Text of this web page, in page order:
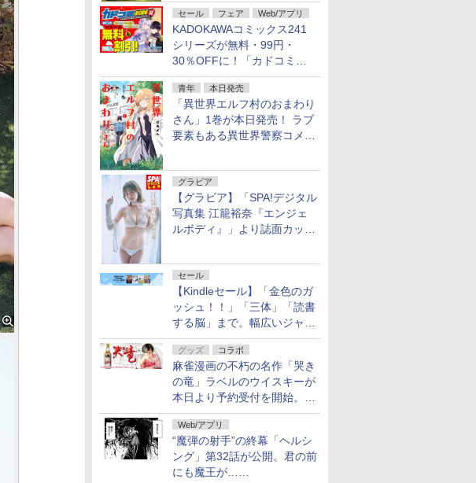
セール フェア Web/アプリ
KADOKAWAコミックス241
シリーズが無料・99円・
30％OFFに！「カドコミフ
ェア 2026」第2弾が開催中！
青年 本日発売
「異世界エルフ村のおまわり
さん」1巻が本日発売！ ラブ
要素もある異世界警察コメデ
グラビア
【グラビア】「SPA!デジタル
写真集 江籠裕奈『エンジェ
ルボディ』」より誌面カット
セール
【Kindleセール】「金色のガ
ッシュ！！」「三体」「読書
する脳」まで。幅広いジャン
ルの電子書籍が最大65％オ
フ！「Kindle本サマーセー
ル」第2弾が開催中！
グッズ コラボ
麻雀漫画の不朽の名作「哭き
の竜」ラベルのウイスキーが
本日より予約受付を開始。8
月16日まで
Web/アプリ
“魔弾の射手”の終幕「ヘルシ
ング」第32話が公開。君の前
にも魔王が……